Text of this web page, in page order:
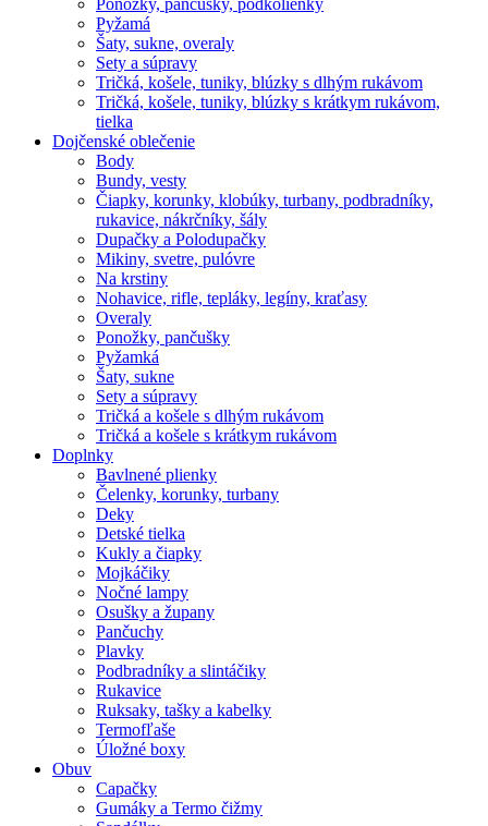
Pyžamá
Šaty, sukne, overaly
Sety a súpravy
Tričká, košele, tuniky, blúzky s dlhým rukávom
Tričká, košele, tuniky, blúzky s krátkym rukávom,
tielka
Dojčenské oblečenie
Body
Bundy, vesty
Čiapky, korunky, klobúky, turbany, podbradníky,
rukavice, nákrčníky, šály
Dupačky a Polodupačky
Mikiny, svetre, pulóvre
Na krstiny
Nohavice, rifle, tepláky, legíny, kraťasy
Overaly
Ponožky, pančušky
Pyžamká
Šaty, sukne
Sety a súpravy
Tričká a košele s dlhým rukávom
Tričká a košele s krátkym rukávom
Doplnky
Bavlnené plienky
Čelenky, korunky, turbany
Deky
Detské tielka
Kukly a čiapky
Mojkáčiky
Nočné lampy
Osušky a župany
Pančuchy
Plavky
Podbradníky a slintáčiky
Rukavice
Ruksaky, tašky a kabelky
Termofľaše
Úložné boxy
Obuv
Capačky
Gumáky a Termo čižmy